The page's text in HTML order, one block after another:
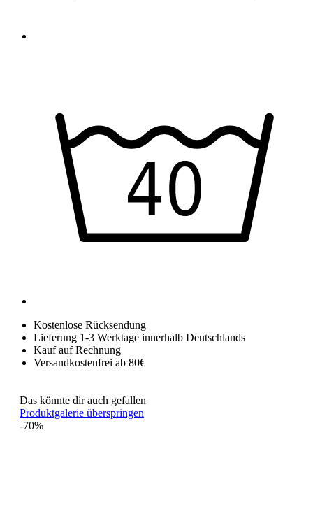
Kostenlose Rücksendung
Lieferung 1-3 Werktage innerhalb Deutschlands
Kauf auf Rechnung
Versandkostenfrei ab 80€
Das könnte dir auch gefallen
Produktgalerie überspringen
-70%